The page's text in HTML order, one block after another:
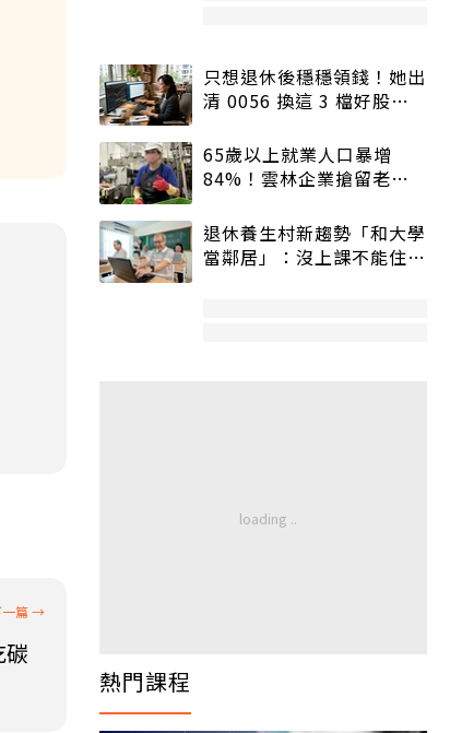
只想退休後穩穩領錢！她出
清 0056 換這 3 檔好股：
65歲以上就業人口暴增
84%！雲林企業搶留老員
退休養生村新趨勢「和大學
當鄰居」：沒上課不能住、
熱門課程